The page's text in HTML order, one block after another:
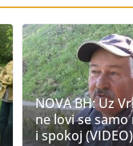
NOVA BH: Uz
ne lovi se
i spokoj (VIDEO)